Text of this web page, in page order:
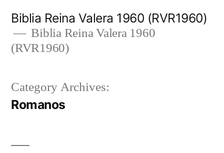
content
Biblia Reina Valera 1960 (RVR1960)
Biblia Reina Valera 1960
(RVR1960)
Category Archives:
Romanos